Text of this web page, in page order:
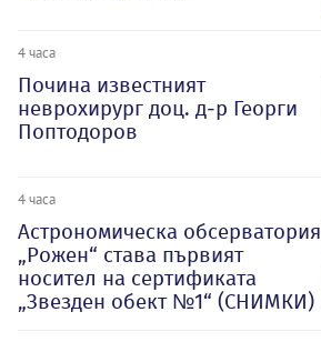
4 часа
Почина известният
неврохирург доц. д-р Георги
Поптодоров
4 часа
Астрономическа обсерватория
„Рожен“ става първият
носител на сертификата
„Звезден обект №1“ (СНИМКИ)